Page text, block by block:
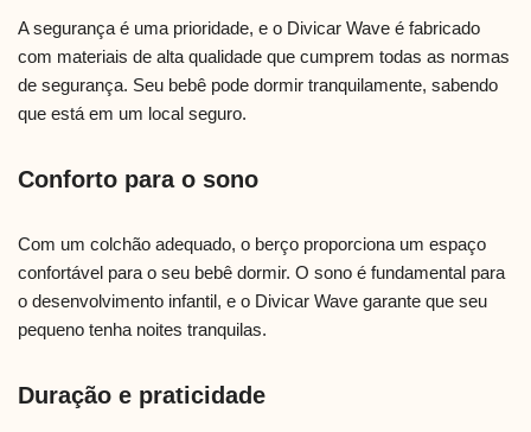
A segurança é uma prioridade, e o Divicar Wave é fabricado
com materiais de alta qualidade que cumprem todas as normas
de segurança. Seu bebê pode dormir tranquilamente, sabendo
que está em um local seguro.
Conforto para o sono
Com um colchão adequado, o berço proporciona um espaço
confortável para o seu bebê dormir. O sono é fundamental para
o desenvolvimento infantil, e o Divicar Wave garante que seu
pequeno tenha noites tranquilas.
Duração e praticidade